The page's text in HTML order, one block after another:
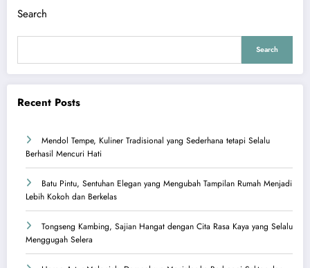
Search
Search
Recent Posts
Mendol Tempe, Kuliner Tradisional yang Sederhana tetapi Selalu
Berhasil Mencuri Hati
Batu Pintu, Sentuhan Elegan yang Mengubah Tampilan Rumah Menjadi
Lebih Kokoh dan Berkelas
Tongseng Kambing, Sajian Hangat dengan Cita Rasa Kaya yang Selalu
Menggugah Selera